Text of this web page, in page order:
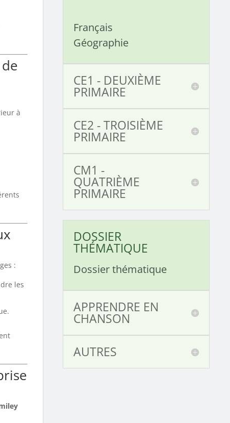
à
:
les
Français
Géographie
CE1 - DEUXIÈME
PRIMAIRE
CE2 - TROISIÈME
PRIMAIRE
CM1 -
QUATRIÈME
PRIMAIRE
DOSSIER
THÉMATIQUE
Dossier thématique
APPRENDRE EN
CHANSON
AUTRES